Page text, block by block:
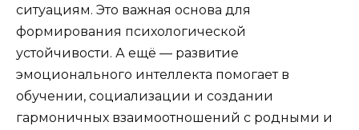
ситуациям. Это важная основа для
формирования психологической
устойчивости. А ещё — развитие
эмоционального интеллекта помогает в
обучении, социализации и создании
гармоничных взаимоотношений с родными и